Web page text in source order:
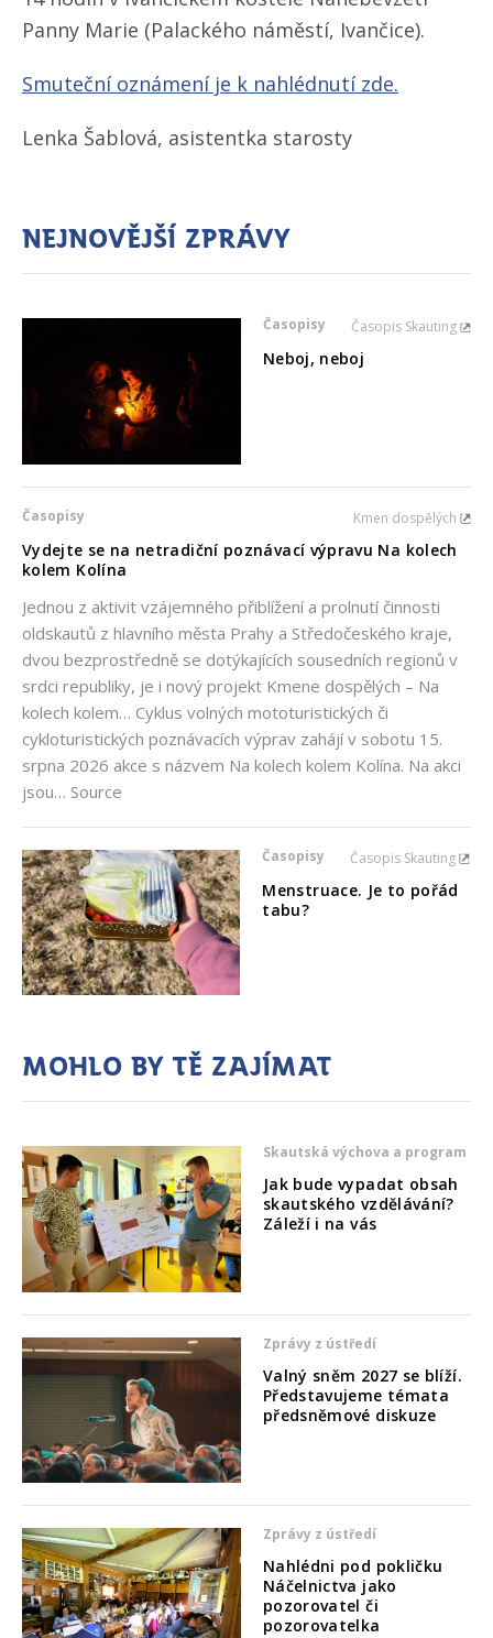
Panny Marie (Palackého náměstí, Ivančice).
Smuteční oznámení je k nahlédnutí zde.
Lenka Šablová, asistentka starosty
Nejnovější zprávy
Časopisy Časopis Skauting
Neboj, neboj
Časopisy Kmen dospělých
Vydejte se na netradiční poznávací výpravu Na kolech
kolem Kolína
Jednou z aktivit vzájemného přiblížení a prolnutí činnosti
oldskautů z hlavního města Prahy a Středočeského kraje,
dvou bezprostředně se dotýkajících sousedních regionů v
srdci republiky, je i nový projekt Kmene dospělých – Na
kolech kolem… Cyklus volných mototuristických či
cykloturistických poznávacích výprav zahájí v sobotu 15.
srpna 2026 akce s názvem Na kolech kolem Kolína. Na akci
jsou… Source
Časopisy Časopis Skauting
Menstruace. Je to pořád
tabu?
Mohlo by tě zajímat
Skautská výchova a program
Jak bude vypadat obsah
skautského vzdělávání?
Záleží i na vás
Zprávy z ústředí
Valný sněm 2027 se blíží.
Představujeme témata
předsněmové diskuze
Zprávy z ústředí
Nahlédni pod pokličku
Náčelnictva jako
pozorovatel či
pozorovatelka